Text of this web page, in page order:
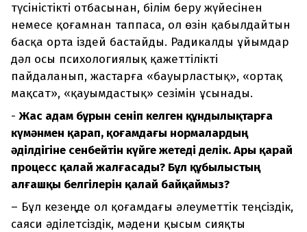
түсіністікті отбасынан, білім беру жүйесінен
немесе қоғамнан таппаса, ол өзін қабылдайтын
басқа орта іздей бастайды. Радикалды ұйымдар
дәл осы психологиялық қажеттілікті
пайдаланып, жастарға «бауырластық», «ортақ
мақсат», «қауымдастық» сезімін ұсынады.
-Жас адам бұрын сеніп келген құндылықтарға
күмәнмен қарап, қоғамдағы нормалардың
әділдігіне сенбейтін күйге жетеді делік. Ары қарай
процесс қалай жалғасады? Бұл құбылыстың
алғашқы белгілерін қалай байқаймыз?
– Бұл кезеңде ол қоғамдағы әлеуметтік теңсіздік,
саяси әділетсіздік, мәдени қысым сияқты